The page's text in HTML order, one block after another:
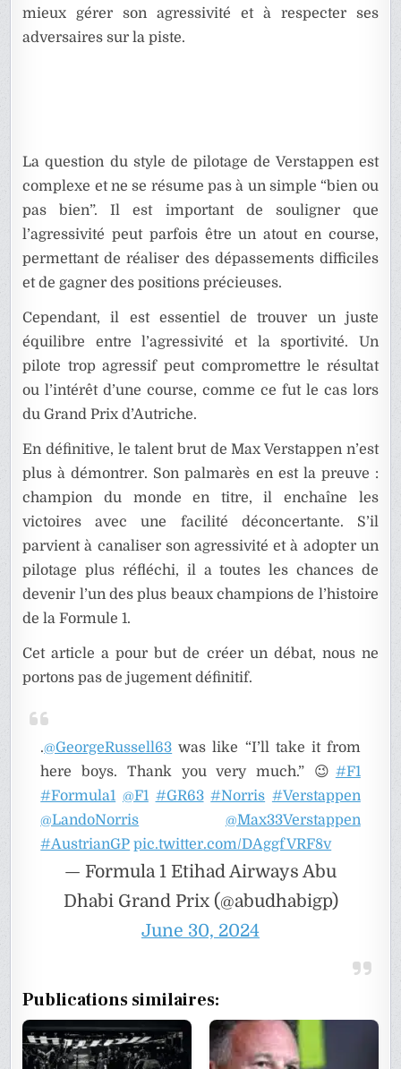
mieux gérer son agressivité et à respecter ses
adversaires sur la piste.
La question du style de pilotage de Verstappen est
complexe et ne se résume pas à un simple “bien ou
pas bien”. Il est important de souligner que
l’agressivité peut parfois être un atout en course,
permettant de réaliser des dépassements difficiles
et de gagner des positions précieuses.
Cependant, il est essentiel de trouver un juste
équilibre entre l’agressivité et la sportivité. Un
pilote trop agressif peut compromettre le résultat
ou l’intérêt d’une course, comme ce fut le cas lors
du Grand Prix d’Autriche.
En définitive, le talent brut de Max Verstappen n’est
plus à démontrer. Son palmarès en est la preuve :
champion du monde en titre, il enchaîne les
victoires avec une facilité déconcertante. S’il
parvient à canaliser son agressivité et à adopter un
pilotage plus réfléchi, il a toutes les chances de
devenir l’un des plus beaux champions de l’histoire
de la Formule 1.
Cet article a pour but de créer un débat, nous ne
portons pas de jugement définitif.
.@GeorgeRussell63 was like “I’ll take it from
here boys. Thank you very much.” 😉 #F1
#Formula1 @F1 #GR63 #Norris #Verstappen
@LandoNorris
@Max33Verstappen
#AustrianGP pic.twitter.com/DAggfVRF8v
— Formula 1 Etihad Airways Abu
Dhabi Grand Prix (@abudhabigp)
June 30, 2024
Publications similaires: